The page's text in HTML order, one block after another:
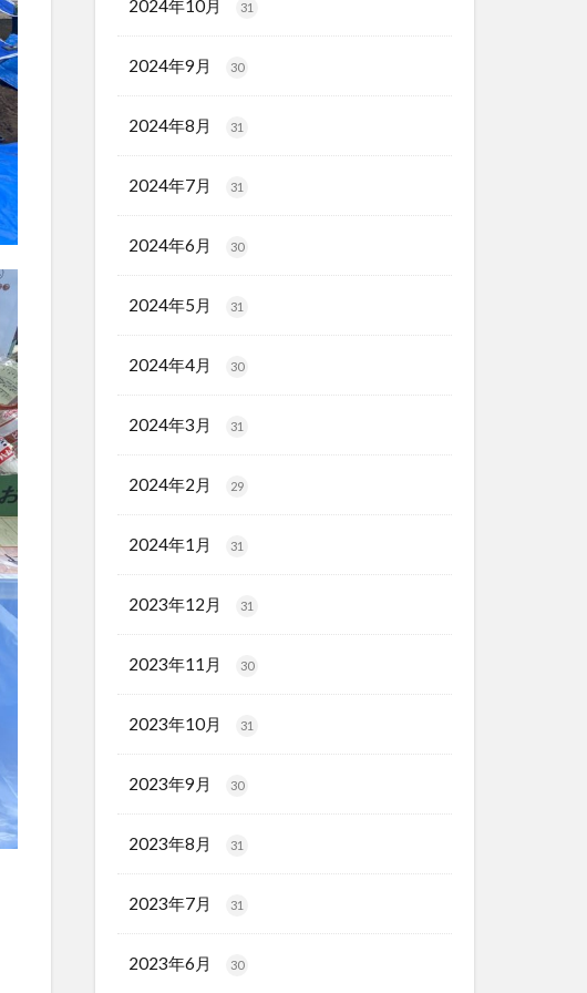
2024年10月 31
2024年9月 30
2024年8月 31
2024年7月 31
2024年6月 30
2024年5月 31
2024年4月 30
2024年3月 31
2024年2月 29
2024年1月 31
2023年12月 31
2023年11月 30
2023年10月 31
2023年9月 30
2023年8月 31
2023年7月 31
2023年6月 30